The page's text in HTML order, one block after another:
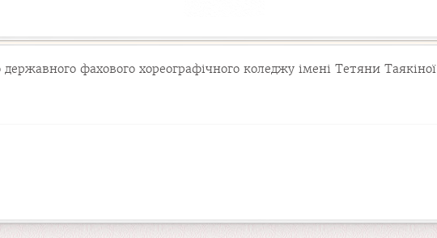
державного фахового хореографічного коледжу імені Тетяни Таякіної